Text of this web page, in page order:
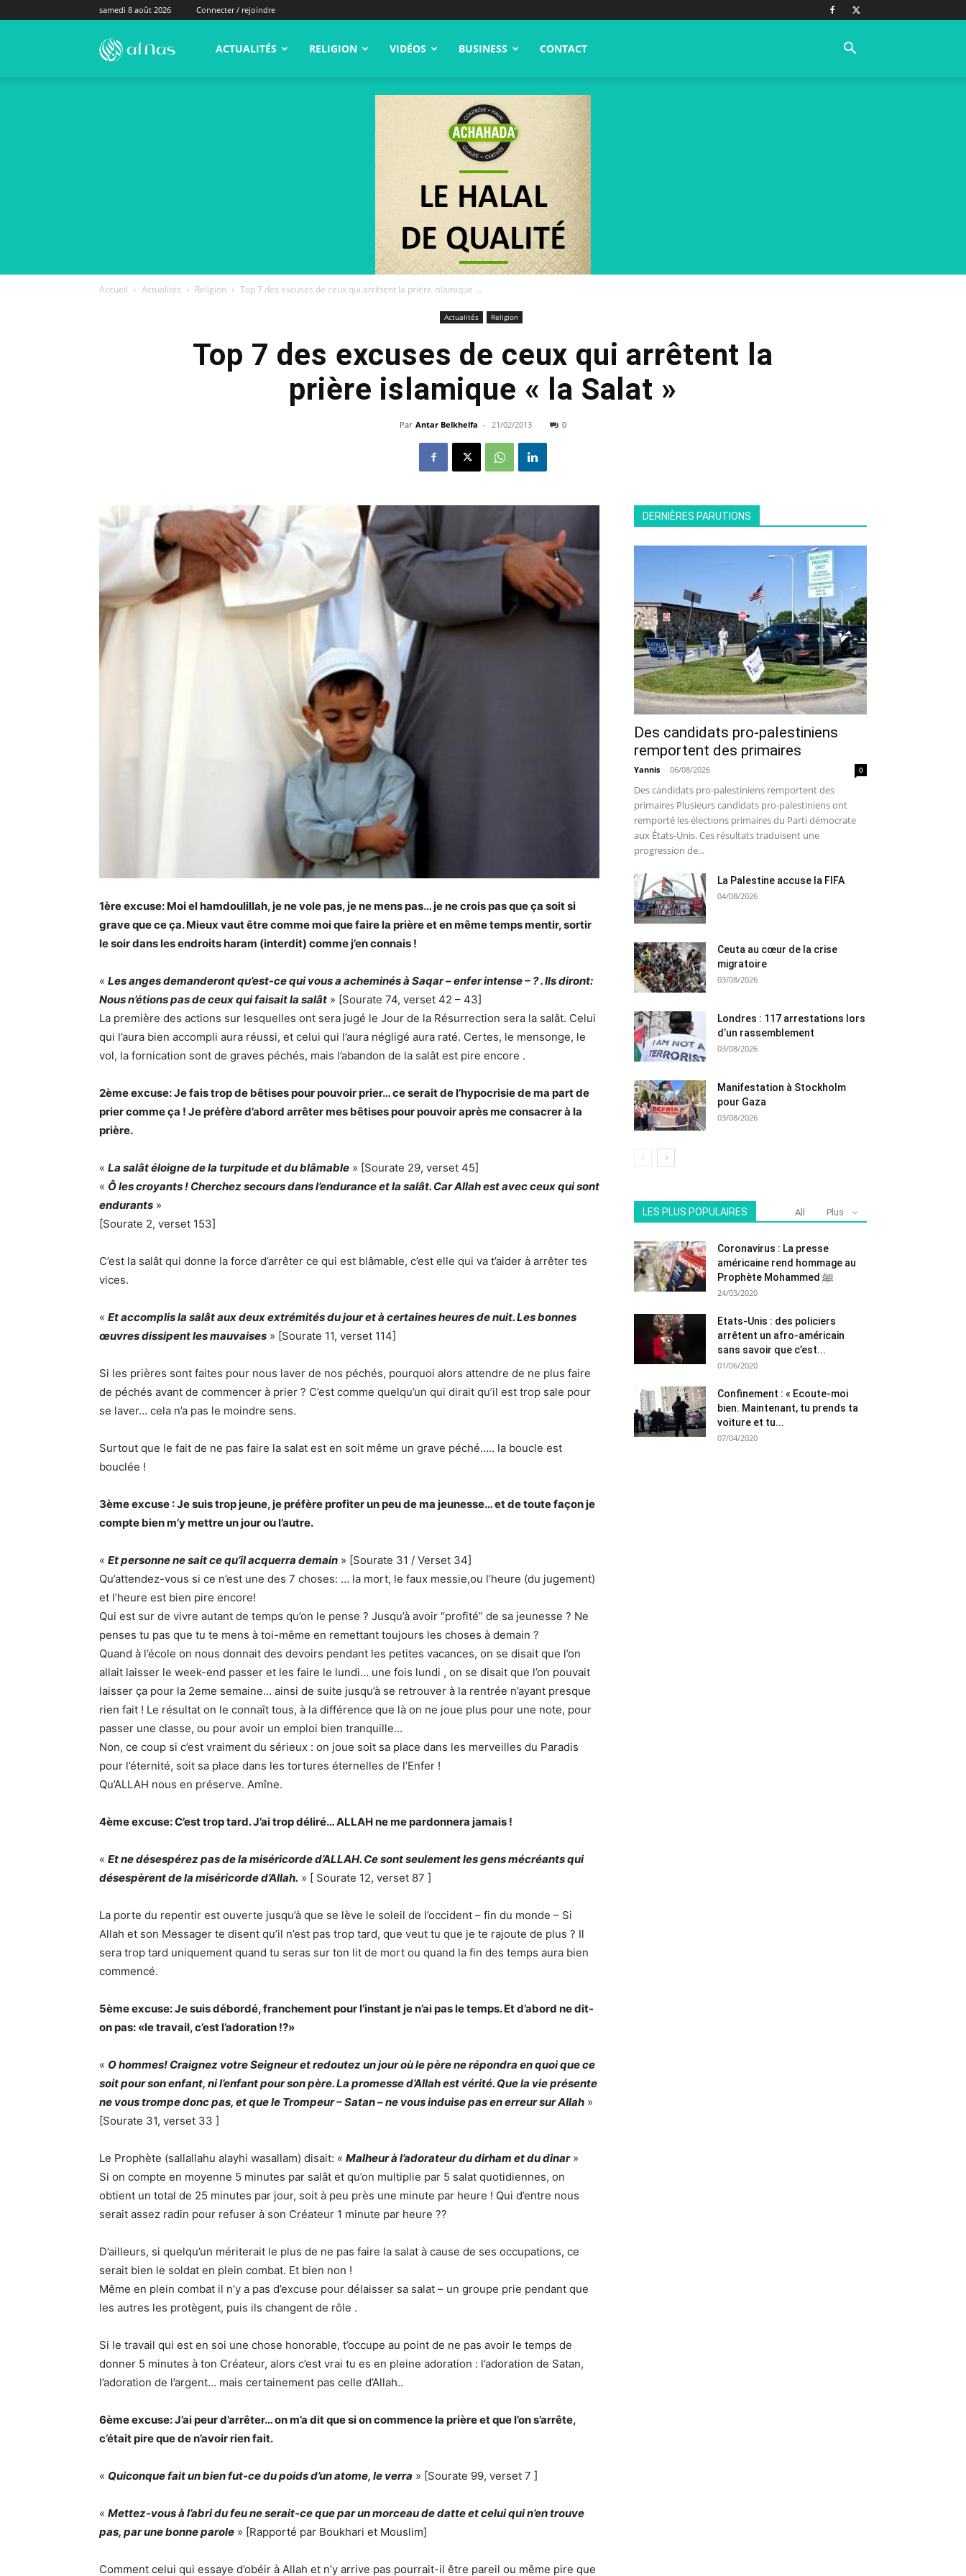
samedi 8 août 2026 Connecter / rejoindre
alNas.fr ACTUALITÉS RELIGION VIDÉOS BUSINESS CONTACT
Accueil Actualités Religion Top 7 des excuses de ceux qui arrêtent la prière islamique ...
Actualités Religion
Top 7 des excuses de ceux qui arrêtent la
prière islamique « la Salat »
Par Antar Belkhelfa - 21/02/2013 0
1ère excuse: Moi el hamdoulillah, je ne vole pas, je ne mens pas… je ne crois pas que ça soit si
grave que ce ça. Mieux vaut être comme moi que faire la prière et en même temps mentir, sortir
le soir dans les endroits haram (interdit) comme j’en connais !
« Les anges demanderont qu’est-ce qui vous a acheminés à Saqar – enfer intense – ? . Ils diront:
Nous n’étions pas de ceux qui faisait la salât » [Sourate 74, verset 42 – 43]
La première des actions sur lesquelles ont sera jugé le Jour de la Résurrection sera la salât. Celui
qui l’aura bien accompli aura réussi, et celui qui l’aura négligé aura raté. Certes, le mensonge, le
vol, la fornication sont de graves péchés, mais l’abandon de la salât est pire encore .
2ème excuse: Je fais trop de bêtises pour pouvoir prier… ce serait de l’hypocrisie de ma part de
prier comme ça ! Je préfère d’abord arrêter mes bêtises pour pouvoir après me consacrer à la
prière.
« La salât éloigne de la turpitude et du blâmable » [Sourate 29, verset 45]
« Ô les croyants ! Cherchez secours dans l’endurance et la salât. Car Allah est avec ceux qui sont
endurants »
[Sourate 2, verset 153]
C’est la salât qui donne la force d’arrêter ce qui est blâmable, c’est elle qui va t’aider à arrêter tes
vices.
« Et accomplis la salât aux deux extrémités du jour et à certaines heures de nuit. Les bonnes
œuvres dissipent les mauvaises » [Sourate 11, verset 114]
Si les prières sont faites pour nous laver de nos péchés, pourquoi alors attendre de ne plus faire
de péchés avant de commencer à prier ? C’est comme quelqu’un qui dirait qu’il est trop sale pour
se laver… cela n’a pas le moindre sens.
Surtout que le fait de ne pas faire la salat est en soit même un grave péché….. la boucle est
bouclée !
3ème excuse : Je suis trop jeune, je préfère profiter un peu de ma jeunesse… et de toute façon je
compte bien m’y mettre un jour ou l’autre.
« Et personne ne sait ce qu’il acquerra demain » [Sourate 31 / Verset 34]
Qu’attendez-vous si ce n’est une des 7 choses: … la mort, le faux messie,ou l’heure (du jugement)
et l’heure est bien pire encore!
Qui est sur de vivre autant de temps qu’on le pense ? Jusqu’à avoir “profité” de sa jeunesse ? Ne
penses tu pas que tu te mens à toi-même en remettant toujours les choses à demain ?
Quand à l’école on nous donnait des devoirs pendant les petites vacances, on se disait que l’on
allait laisser le week-end passer et les faire le lundi… une fois lundi , on se disait que l’on pouvait
laisser ça pour la 2eme semaine… ainsi de suite jusqu’à se retrouver à la rentrée n’ayant presque
rien fait ! Le résultat on le connaît tous, à la différence que là on ne joue plus pour une note, pour
passer une classe, ou pour avoir un emploi bien tranquille…
Non, ce coup si c’est vraiment du sérieux : on joue soit sa place dans les merveilles du Paradis
pour l’éternité, soit sa place dans les tortures éternelles de l’Enfer !
Qu’ALLAH nous en préserve. Amîne.
4ème excuse: C’est trop tard. J’ai trop déliré… ALLAH ne me pardonnera jamais !
« Et ne désespérez pas de la miséricorde d’ALLAH. Ce sont seulement les gens mécréants qui
désespèrent de la miséricorde d’Allah. » [ Sourate 12, verset 87 ]
La porte du repentir est ouverte jusqu’à que se lève le soleil de l’occident – fin du monde – Si
Allah et son Messager te disent qu’il n’est pas trop tard, que veut tu que je te rajoute de plus ? Il
sera trop tard uniquement quand tu seras sur ton lit de mort ou quand la fin des temps aura bien
commencé.
5ème excuse: Je suis débordé, franchement pour l’instant je n’ai pas le temps. Et d’abord ne dit-
on pas: «le travail, c’est l’adoration !?»
« O hommes! Craignez votre Seigneur et redoutez un jour où le père ne répondra en quoi que ce
soit pour son enfant, ni l’enfant pour son père. La promesse d’Allah est vérité. Que la vie présente
ne vous trompe donc pas, et que le Trompeur – Satan – ne vous induise pas en erreur sur Allah »
[Sourate 31, verset 33 ]
Le Prophète (sallallahu alayhi wasallam) disait: « Malheur à l’adorateur du dirham et du dinar »
Si on compte en moyenne 5 minutes par salât et qu’on multiplie par 5 salat quotidiennes, on
obtient un total de 25 minutes par jour, soit à peu près une minute par heure ! Qui d’entre nous
serait assez radin pour refuser à son Créateur 1 minute par heure ??
D’ailleurs, si quelqu’un mériterait le plus de ne pas faire la salat à cause de ses occupations, ce
serait bien le soldat en plein combat. Et bien non !
Même en plein combat il n’y a pas d’excuse pour délaisser sa salat – un groupe prie pendant que
les autres les protègent, puis ils changent de rôle .
Si le travail qui est en soi une chose honorable, t’occupe au point de ne pas avoir le temps de
donner 5 minutes à ton Créateur, alors c’est vrai tu es en pleine adoration : l’adoration de Satan,
l’adoration de l’argent… mais certainement pas celle d’Allah..
6ème excuse: J’ai peur d’arrêter… on m’a dit que si on commence la prière et que l’on s’arrête,
c’était pire que de n’avoir rien fait.
« Quiconque fait un bien fut-ce du poids d’un atome, le verra » [Sourate 99, verset 7 ]
« Mettez-vous à l’abri du feu ne serait-ce que par un morceau de datte et celui qui n’en trouve
pas, par une bonne parole » [Rapporté par Boukhari et Mouslim]
Comment celui qui essaye d’obéir à Allah et n’y arrive pas pourrait-il être pareil ou même pire que
DERNIÈRES PARUTIONS
Des candidats pro-palestiniens
remportent des primaires
Yannis - 06/08/2026 0
Des candidats pro-palestiniens remportent des
primaires Plusieurs candidats pro-palestiniens ont
remporté les élections primaires du Parti démocrate
aux États-Unis. Ces résultats traduisent une
progression de...
La Palestine accuse la FIFA
04/08/2026
Ceuta au cœur de la crise
migratoire
03/08/2026
Londres : 117 arrestations lors
d’un rassemblement
03/08/2026
Manifestation à Stockholm
pour Gaza
03/08/2026
LES PLUS POPULAIRES All Plus
Coronavirus : La presse
américaine rend hommage au
Prophète Mohammed ﷺ
24/03/2020
Etats-Unis : des policiers
arrêtent un afro-américain
sans savoir que c’est...
01/06/2020
Confinement : « Ecoute-moi
bien. Maintenant, tu prends ta
voiture et tu...
07/04/2020